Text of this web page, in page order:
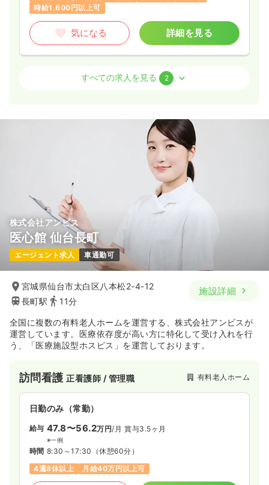
時給1,600円以上可
気になる 詳細を見る
残業月5時間
月給28万円以上可
気になる 詳細を見る
日勤のみ（パート）
給与 時給1,250〜1,600
日祝休み
担当業務未経験可
新卒可
時給1,600円以上可
気になる 詳細を見る
すべての求人を見る 2
株式会社アンビス
医心館 仙台長町
エージェント求人 車通勤可
宮城県仙台市太白区八本松2-4-12
長町駅
11分
施設詳細
全国に複数の有料老人ホームを運営する、株式会社アンビスが
運営しています。医療依存度が高い方に特化して受け入れを行
う、「医療施設型ホスピス」を運営しております。
訪問看護正看護師 / 管理職 有料老人ホーム
日勤のみ（常勤）
給与 47.8〜56.2万円/月 賞与3.5ヶ月
※一例
時間 8:30～17:30 （休憩60分）
4週8休以上
月給40万円以上可